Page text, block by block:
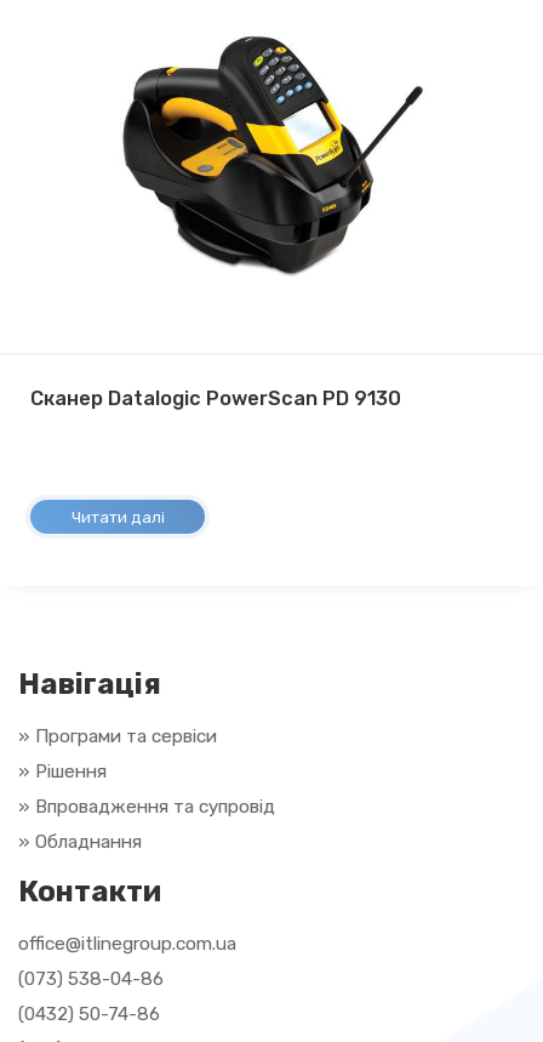
Сканер Datalogic PowerScan PD 9130
Читати далі
Навігація
» Програми та сервіси
» Рішення
» Впровадження та супровід
» Обладнання
Контакти
office@itlinegroup.com.ua
(073) 538-04-86
(0432) 50-74-86